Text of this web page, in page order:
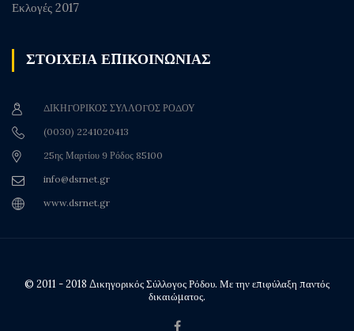
Εκλογές 2017
ΣΤΟΙΧΕΙΑ ΕΠΙΚΟΙΝΩΝΙΑΣ
ΔΙΚΗΓΟΡΙΚΟΣ ΣΥΛΛΟΓΟΣ ΡΟΔΟΥ
(0030) 2241020413
25ης Μαρτίου 9 Ρόδος 85100
info@dsrnet.gr
www.dsrnet.gr
© 2011 - 2018 Δικηγορικός Σύλλογος Ρόδου. Με την επιφύλαξη παντός
δικαιώματος.